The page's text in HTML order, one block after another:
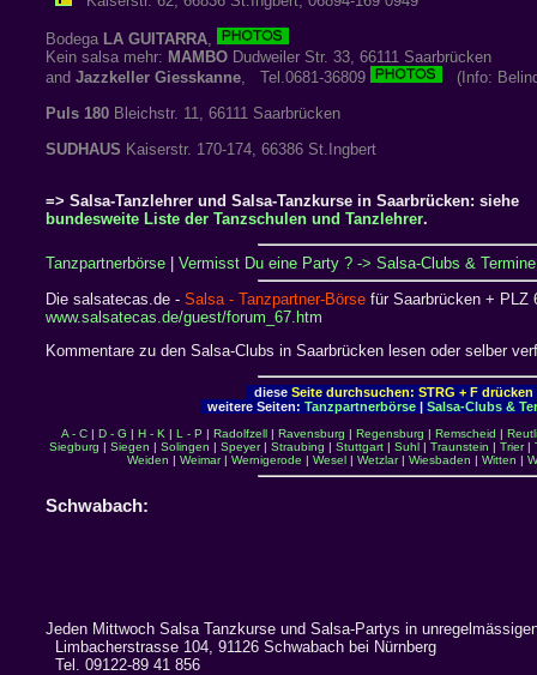
Bodega LA GUITARRA,
Kein salsa mehr: MAMBO Dudweiler Str. 33, 66111 Saarbrücken
and Jazzkeller Giesskanne, Tel.0681-36809
(Info:
Puls 180 Bleichstr. 11, 66111 Saarbrücken
SUDHAUS Kaiserstr. 170-174, 66386 St.Ingbert
=> Salsa-Tanzlehrer und Salsa-Tanzkurse in Saarbrücken: siehe
bundesweite Liste der Tanzschulen und Tanzlehrer.
Tanzpartnerbörse | Vermisst Du eine Party ? -> Salsa-Clubs &
Die salsatecas.de - Salsa - Tanzpartner-Börse für Saarbrücken + PLZ
www.salsatecas.de/guest/forum_67.htm
Kommentare zu den Salsa-Clubs in Saarbrücken lesen oder selber
diese Seite durchsuchen: STRG + F drücken
weitere Seiten: Tanzpartnerbörse| Salsa-Clubs &
A - C | D - G | H - K | L - P | Radolfzell | Ravensburg | Regensburg | Remscheid |
Siegburg | Siegen | Solingen | Speyer| Straubing | Stuttgart | Suhl | Traunstein | Trier|
Weiden | Weimar| Wernigerode | Wesel| Wetzlar| Wiesbaden | Witten |
Schwabach:
Jeden Mittwoch Salsa Tanzkurse und Salsa-Partys in
Limbacherstrasse 104, 91126 Schwabach bei Nürnberg
Tel. 09122-89 41 856